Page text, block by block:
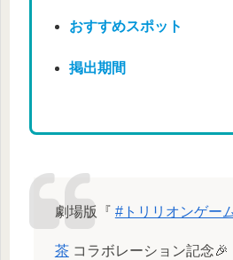
おすすめスポット
掲出期間
劇場版『 #トリリオンゲー
茶コラボレーション記念🎉